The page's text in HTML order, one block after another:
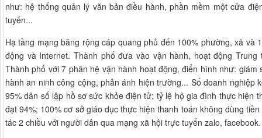
như: hệ thống quản lý văn bản điều hành, phần mềm một cửa
tuyến...
Hạ tầng mạng băng rộng cáp quang phủ đến 100% phường, xã và
động và Internet. Thành phố đưa vào vận hành, hoạt động
Thành phố với 7 phân hệ vận hành hoạt động, điển hình như:
hành an ninh công cộng, phản ánh hiện trường... Số doanh nghiệp
95% dân số lập hồ sơ sức khỏe điện tử; tỷ lệ hộ gia đình thực hiện
đạt 94%; 100% cơ sở giáo dục thực hiện thanh toán không dùng
tác 2 chiều với người dân qua mạng xã hội trực tuyến zalo,